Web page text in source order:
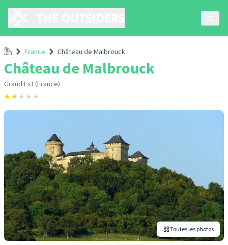
Accueil
France Château de Malbrouck
Château de Malbrouck
Grand Est (France)
★★ ★ ★ ★
Toutes les photos